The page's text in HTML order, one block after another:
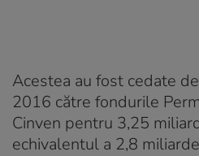
Acestea au fost cedate
2016 către fondurile
Cinven pentru 3,25
echivalentul a 2,8